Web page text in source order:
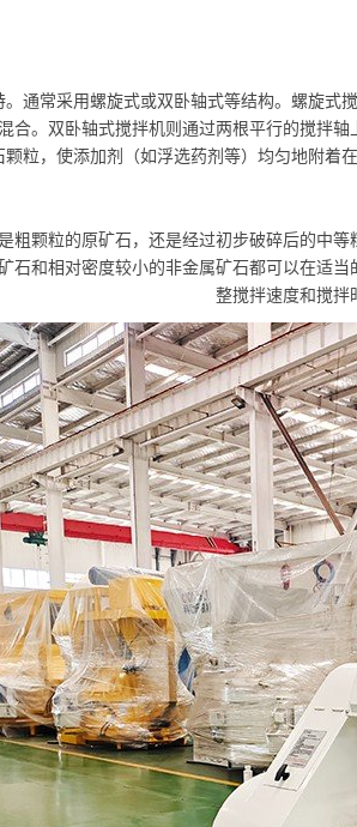
通常采用螺旋式或双卧轴式等结构。螺旋
合。双卧轴式搅拌机则通过两根平行的搅拌
颗粒，使添加剂（如浮选药剂等）均匀地附着
粗颗粒的原矿石，还是经过初步破碎后的中
石和相对密度较小的非金属矿石都可以在适
整搅拌速度和搅拌